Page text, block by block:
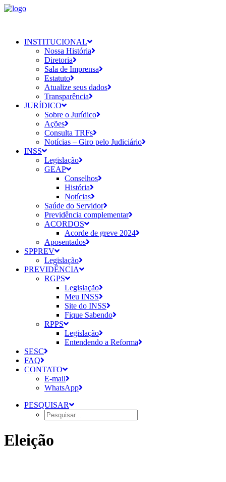
INSTITUCIONAL
Nossa História
Diretoria
Sala de Imprensa
Estatuto
Atualize seus dados
Transparência
JURÍDICO
Sobre o Jurídico
Ações
Consulta TRFs
Notícias – Giro pelo Judiciário
INSS
Legislação
GEAP
Conselhos
História
Notícias
Saúde do Servidor
Previdência complementar
ACORDOS
Acorde de greve 2024
Aposentados
SPPREV
Legislação
PREVIDÊNCIA
RGPS
Legislação
Meu INSS
Site do INSS
Fique Sabendo
RPPS
Legislação
Entendendo a Reforma
SESC
FAQ
CONTATO
E-mail
WhatsApp
PESQUISAR
Eleição